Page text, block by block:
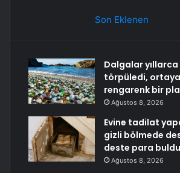
Son Eklenen
Dalgalar yıllarca
törpüledi, ortaya
rengarenk bir
Ağustos 8, 2026
Evine tadilat
gizli bölmede
deste para buldu
Ağustos 8, 2026